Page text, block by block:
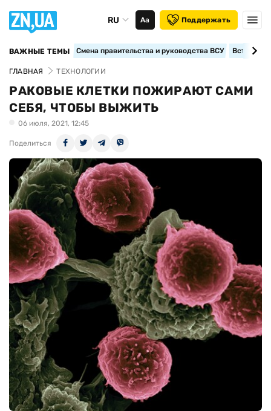
RU Аа Поддержать
ВАЖНЫЕ ТЕМЫ Смена правительства и руководства ВСУ
ГЛАВНАЯ ТЕХНОЛОГИИ
РАКОВЫЕ КЛЕТКИ ПОЖИРАЮТ САМИ
СЕБЯ, ЧТОБЫ ВЫЖИТЬ
06 июля, 2021, 12:45
Поделиться